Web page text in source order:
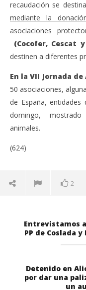
recaudación se
mediante la
asociaciones
(Cocofer, Cescat
destinen a diferentes
En la VII Jornada
50 asociaciones,
de España,
domingo,
animales.
(624)
2
Entrevistamos a
PP de Coslada
Detenido en
por dar una
un